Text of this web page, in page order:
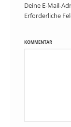
Deine E-Mail-
Erforderliche
KOMMENTAR